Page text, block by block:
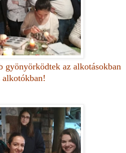
gyönyörködtek az alkotásokban
alkotókban!